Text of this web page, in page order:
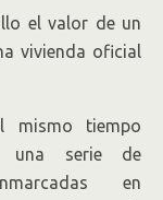
el valor de un
vivienda oficial
mismo tiempo
una serie de
en